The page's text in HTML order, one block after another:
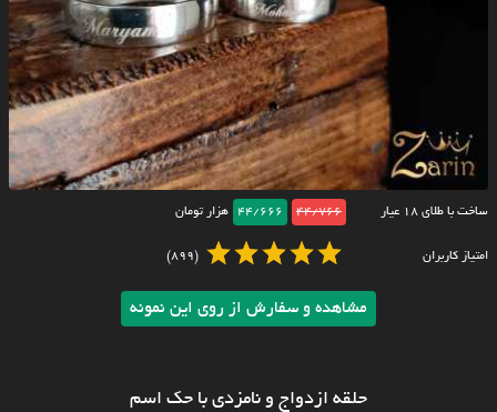
ساخت با طلای ۱۸ عیار 44/766
44/666 هزار تومان
امتیاز کاربران (899)
مشاهده و سفارش از روی این نمونه
حلقه ازدواج و نامزدی با حک اسم